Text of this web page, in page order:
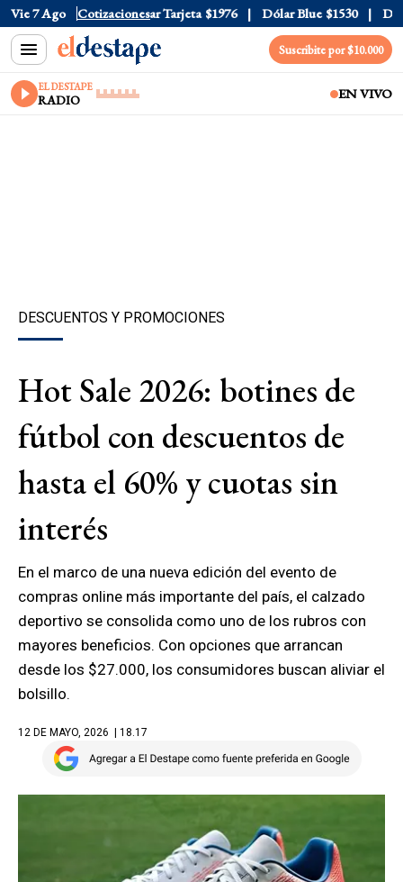
Vie 7 Ago Cotizaciones
Oficial $1520 Dólar Tarjeta $1976 Dólar Blue $1530 Dólar
Suscribite por $10.000
EL DESTAPE
RADIO EN VIVO
DESCUENTOS Y PROMOCIONES
Hot Sale 2026: botines de
fútbol con descuentos de
hasta el 60% y cuotas sin
interés
En el marco de una nueva edición del evento de
compras online más importante del país, el calzado
deportivo se consolida como uno de los rubros con
mayores beneficios. Con opciones que arrancan
desde los $27.000, los consumidores buscan aliviar el
bolsillo.
12 DE MAYO, 2026 | 18.17